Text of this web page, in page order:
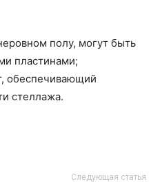
полу, могут быть
пластинами;
обеспечивающий
стеллажа.
Следующая статья